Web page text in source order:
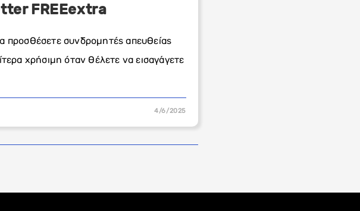
FREEextra
προσθέσετε συνδρομητές απευθείας
χρήσιμη όταν θέλετε να εισαγάγετε
4/6/2025